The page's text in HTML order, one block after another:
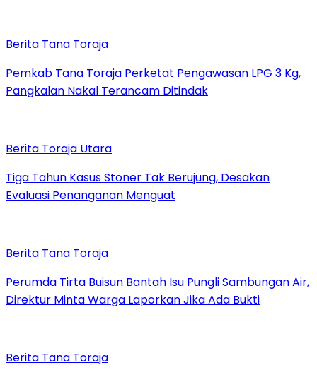
Berita Tana Toraja
Pemkab Tana Toraja Perketat Pengawasan LPG 3 Kg,
Pangkalan Nakal Terancam Ditindak
Berita Toraja Utara
Tiga Tahun Kasus Stoner Tak Berujung, Desakan
Evaluasi Penanganan Menguat
Berita Tana Toraja
Perumda Tirta Buisun Bantah Isu Pungli Sambungan Air,
Direktur Minta Warga Laporkan Jika Ada Bukti
Berita Tana Toraja